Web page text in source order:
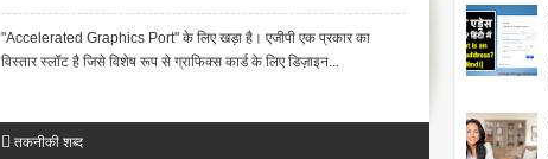
"Accelerated Graphics Port" के लिए खड़ा है। एजीपी एक प्रकार का
विस्तार स्लॉट है जिसे विशेष रूप से ग्राफिक्स कार्ड के लिए डिज़ाइन...
तकनीकी शब्द